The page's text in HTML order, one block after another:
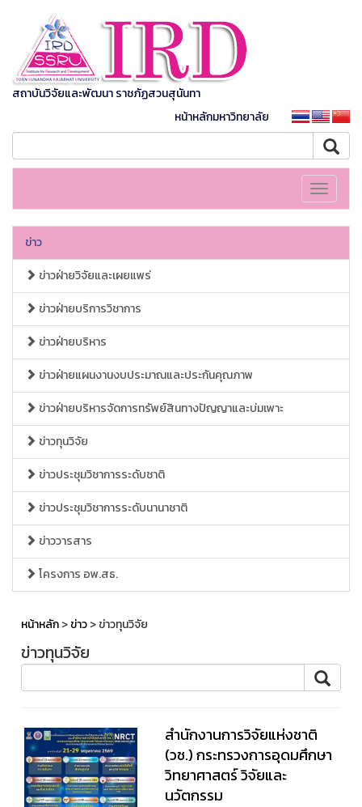
สถาบันวิจัยและพัฒนา ราชภัฏสวนสุนันทา
หน้าหลักมหาวิทยาลัย
Toggle
ข่าว
ข่าวฝ่ายวิจัยและเผยแพร่
ข่าวฝ่ายบริการวิชาการ
ข่าวฝ่ายบริหาร
ข่าวฝ่ายแผนงานงบประมาณและประกันคุณภาพ
ข่าวฝ่ายบริหารจัดการทรัพย์สินทางปัญญาและบ่มเพาะ
ข่าวทุนวิจัย
ข่าวประชุมวิชาการระดับชาติ
ข่าวประชุมวิชาการระดับนานาชาติ
ข่าววารสาร
โครงการ อพ.สธ.
หน้าหลัก>ข่าว> ข่าวทุนวิจัย
ข่าวทุนวิจัย
สำนักงานการวิจัยแห่งชาติ
(วช.) กระทรวงการอุดมศึกษา
วิทยาศาสตร์ วิจัยและ
นวัตกรรม